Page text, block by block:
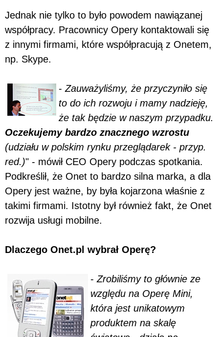
Jednak nie tylko to było powodem nawiązanej
współpracy. Pracownicy Opery kontaktowali się
z innymi firmami, które współpracują z Onetem,
np. Skype.
- Zauważyliśmy, że przyczyniło się
to do ich rozwoju i mamy nadzieję,
że tak będzie w naszym przypadku.
Oczekujemy bardzo znacznego wzrostu
(udziału w polskim rynku przeglądarek - przyp.
red.)" - mówił CEO Opery podczas spotkania.
Podkreślił, że Onet to bardzo silna marka, a dla
Opery jest ważne, by była kojarzona właśnie z
takimi firmami. Istotny był również fakt, że Onet
rozwija usługi mobilne.
Dlaczego Onet.pl wybrał Operę?
- Zrobiliśmy to głównie ze
względu na Operę Mini,
która jest unikatowym
produktem na skalę